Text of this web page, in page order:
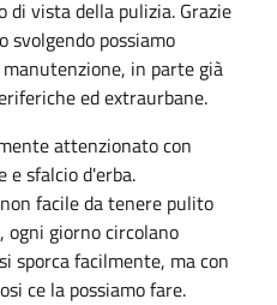
di vista della pulizia. Grazie
svolgendo possiamo
in parte già
ed extraurbane.
attenzionato con
e sfalcio d'erba.
facile da tenere pulito
ogni giorno circolano
sporca facilmente, ma con
ce la possiamo fare.